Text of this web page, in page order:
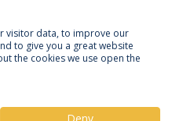
Termos & Condições
visitor data, to improve our
to give you a great website
the cookies we use open the